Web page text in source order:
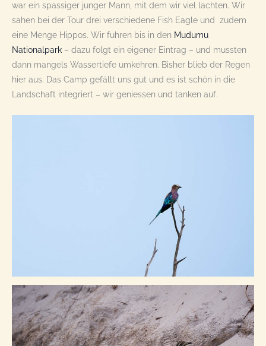
war ein spassiger junger Mann, mit dem wir viel lachten. Wir
sahen bei der Tour drei verschiedene Fish Eagle und zudem
eine Menge Hippos. Wir fuhren bis in den Mudumu
Nationalpark – dazu folgt ein eigener Eintrag – und mussten
dann mangels Wassertiefe umkehren. Bisher blieb der Regen
hier aus. Das Camp gefällt uns gut und es ist schön in die
Landschaft integriert – wir geniessen und tanken auf.